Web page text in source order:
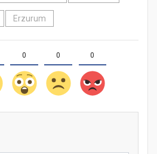
Erzurum
0 0 0